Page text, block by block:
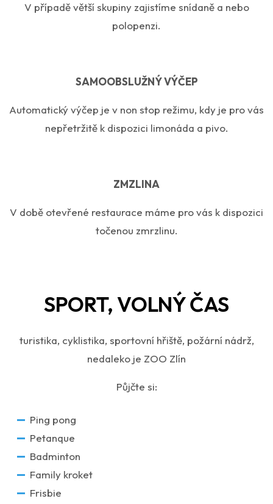
V případě větší skupiny zajistíme snídaně a nebo
polopenzi.
SAMOOBSLUŽNÝ VÝČEP
Automatický výčep je v non stop režimu, kdy je pro vás
nepřetržitě k dispozici limonáda a pivo.
ZMZLINA
V době otevřené restaurace máme pro vás k dispozici
točenou zmrzlinu.
SPORT, VOLNÝ ČAS
turistika, cyklistika, sportovní hřiště, požární nádrž,
nedaleko je ZOO Zlín
Půjčte si:
Ping pong
Petanque
Badminton
Family kroket
Frisbie